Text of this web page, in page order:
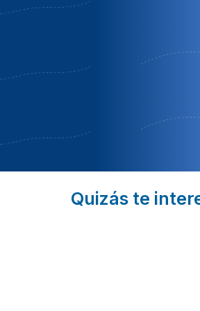
adicional
Bienvenida
Quizás te